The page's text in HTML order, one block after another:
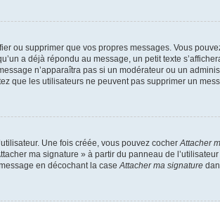
ou supprimer que vos propres messages. Vous
a déjà répondu au message, un petit texte
n’apparaîtra pas si un modérateur ou un
que les utilisateurs ne peuvent pas supprimer un
Une fois créée, vous pouvez cocherAttacher
ma signature » à partir du panneau de
en décochant la caseAttacher ma signature